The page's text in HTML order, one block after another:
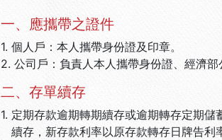
一、應攜帶之證件
1. 個人戶：本人攜帶身份證及印章。
2. 公司戶：負責人本人攜帶身份證、經濟
二、存單續存
1. 定期存款逾期轉期續存或逾期轉存定期
續存，新存款利率以原存款轉存日牌告利